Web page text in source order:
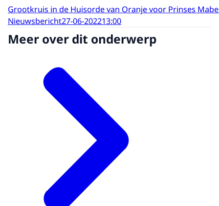
Grootkruis in de Huisorde van Oranje voor Prinses
Nieuwsbericht27-06-202213:00
Meer over dit onderwerp